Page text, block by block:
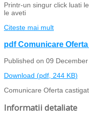
Printr-un singur click luati
le aveti
Citeste mai mult
pdf Comunicare
Published on 09
Download (pdf, 244 KB)
Comunicare Oferta
Informatii detaliate